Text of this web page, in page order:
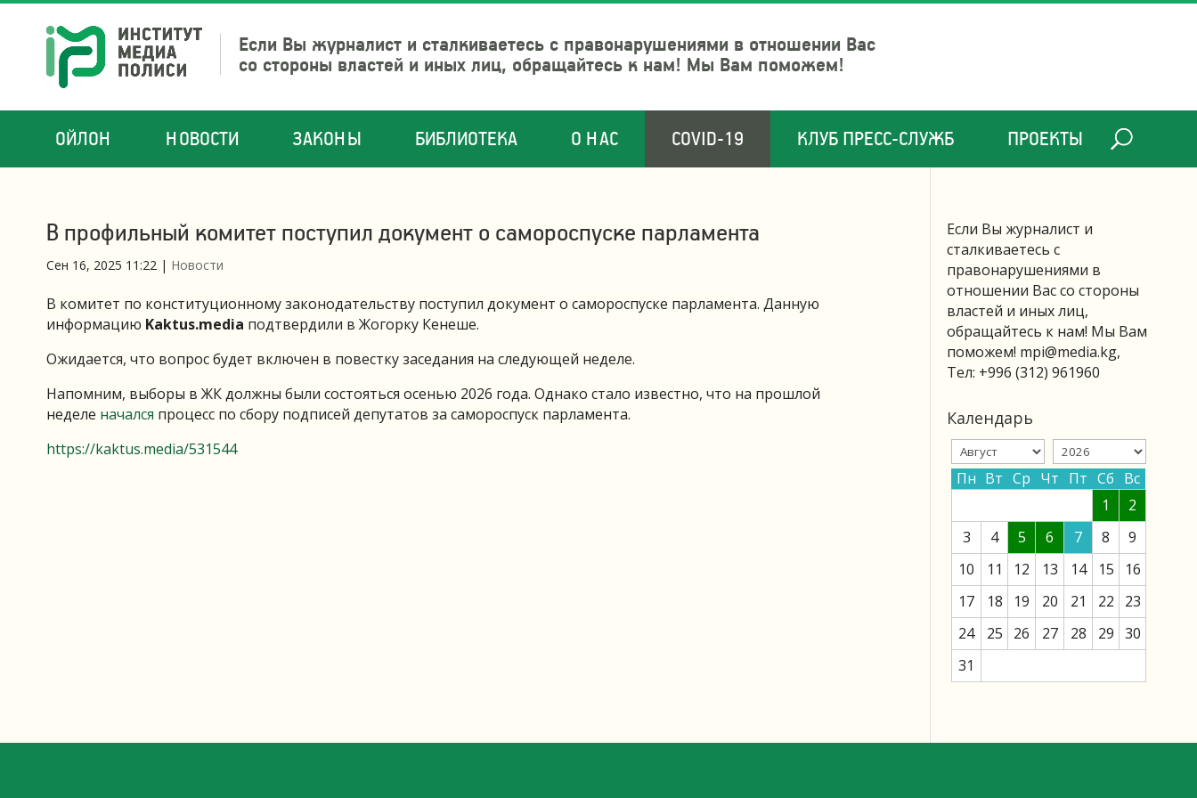
Если Вы журналист и сталкиваетесь с правонарушениями в отношении Вас
со стороны властей и иных лиц, обращайтесь к нам! Мы Вам поможем!
ОЙЛОН НОВОСТИ ЗАКОНЫ БИБЛИОТЕКА О НАС COVID-19 КЛУБ ПРЕСС-СЛУЖБ ПРОЕКТЫ
В профильный комитет поступил документ о самороспуске парламента
Сен 16, 2025 11:22 | Новости
В комитет по конституционному законодательству поступил документ о самороспуске парламента. Данную
информацию Kaktus.media подтвердили в Жогорку Кенеше.
Ожидается, что вопрос будет включен в повестку заседания на следующей неделе.
Напомним, выборы в ЖК должны были состояться осенью 2026 года. Однако стало известно, что на прошлой
неделе начался процесс по сбору подписей депутатов за самороспуск парламента.
https://kaktus.media/531544
Если Вы журналист и
сталкиваетесь с
правонарушениями в
отношении Вас со стороны
властей и иных лиц,
обращайтесь к нам! Мы Вам
поможем! mpi@media.kg,
Тел: +996 (312) 961960
Календарь
Пн Вт Ср Чт Пт Сб Вс
1
2
3
4 5 6 7 8
9
10
11 12 13 14 15
16
17
18 19 20 21 22
23
24
25 26 27 28 29 30
31